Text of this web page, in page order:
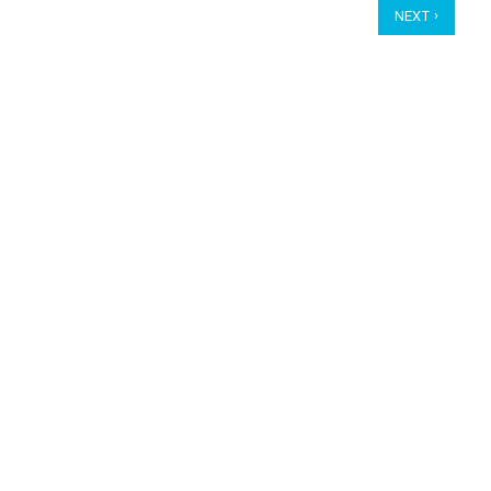
NEXT ›